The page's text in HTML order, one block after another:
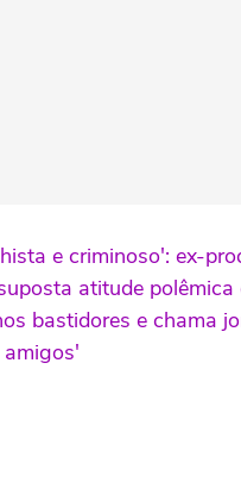
e criminoso': ex-
atitude polêmica
bastidores e chama
amigos'